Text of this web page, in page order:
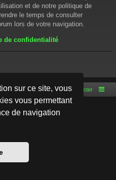
sur ce site, vous
vous permettant
de navigation
et de notre politique de
le temps de consulter
lors de votre navigation.
de confidentialité
Nous contacter
Software © phpBB Limited
officielle